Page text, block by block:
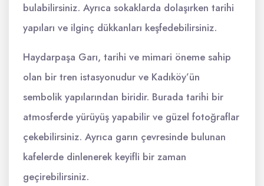
bulabilirsiniz. Ayrıca sokaklarda dolaşırken tarihi
yapıları ve ilginç dükkanları keşfedebilirsiniz.
Haydarpaşa Garı, tarihi ve mimari öneme sahip
olan bir tren istasyonudur ve Kadıköy’ün
sembolik yapılarından biridir. Burada tarihi bir
atmosferde yürüyüş yapabilir ve güzel fotoğraflar
çekebilirsiniz. Ayrıca garın çevresinde bulunan
kafelerde dinlenerek keyifli bir zaman
geçirebilirsiniz.